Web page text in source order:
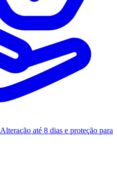
Alteração até 8 dias e proteção para